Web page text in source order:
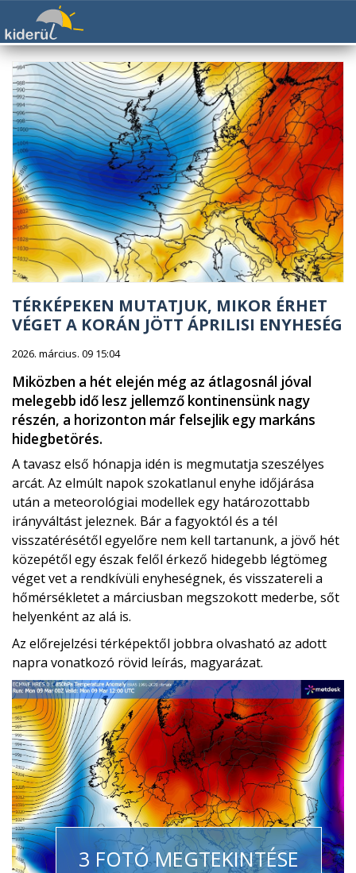
TÉRKÉPEKEN MUTATJUK, MIKOR ÉRHET
VÉGET A KORÁN JÖTT ÁPRILISI ENYHESÉG
2026. március. 09 15:04
Miközben a hét elején még az átlagosnál jóval
melegebb idő lesz jellemző kontinensünk nagy
részén, a horizonton már felsejlik egy markáns
hidegbetörés.
A tavasz első hónapja idén is megmutatja szeszélyes
arcát. Az elmúlt napok szokatlanul enyhe időjárása
után a meteorológiai modellek egy határozottabb
irányváltást jeleznek. Bár a fagyoktól és a tél
visszatérésétől egyelőre nem kell tartanunk, a jövő hét
közepétől egy észak felől érkező hidegebb légtömeg
véget vet a rendkívüli enyheségnek, és visszatereli a
hőmérsékletet a márciusban megszokott mederbe, sőt
helyenként az alá is.
Az előrejelzési térképektől jobbra olvasható az adott
napra vonatkozó rövid leírás, magyarázat.
3 FOTÓ MEGTEKINTÉSE